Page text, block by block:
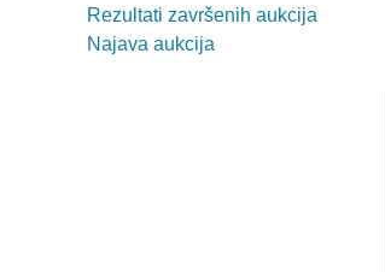
Rezultati završenih aukcija
Najava aukcija